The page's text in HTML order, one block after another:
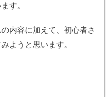
す。
内容に加えて、初心者さ
ようと思います。